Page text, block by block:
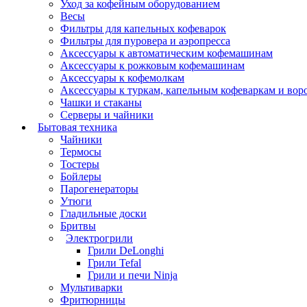
Уход за кофейным оборудованием
Весы
Фильтры для капельных кофеварок
Фильтры для пуровера и аэропресса
Аксессуары к автоматическим кофемашинам
Аксессуары к рожковым кофемашинам
Аксессуары к кофемолкам
Аксессуары к туркам, капельным кофеваркам и
Чашки и стаканы
Серверы и чайники
Бытовая техника
Чайники
Термосы
Тостеры
Бойлеры
Парогенераторы
Утюги
Гладильные доски
Бритвы
Электрогрили
Грили DeLonghi
Грили Tefal
Грили и печи Ninja
Мультиварки
Фритюрницы